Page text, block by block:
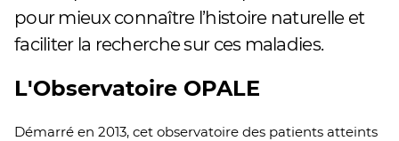
pour mieux connaître l’histoire naturelle et
faciliter la recherche sur ces maladies.
L'Observatoire OPALE
Démarré en 2013, cet observatoire des patients atteints